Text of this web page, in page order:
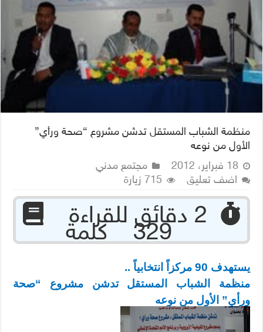
منظمة الشباب المستقل تدشن مشروع “صحة ورأي”
الأول من نوعه
18 فبراير، 2012
مجتمع مدني
اضف تعليق
715 زيارة
329 كلمة
يستهدف 90 مركزاً انتخابياً ..
منظمة الشباب المستقل تدشن مشروع “صحة
ورأي” الأول من نوعه